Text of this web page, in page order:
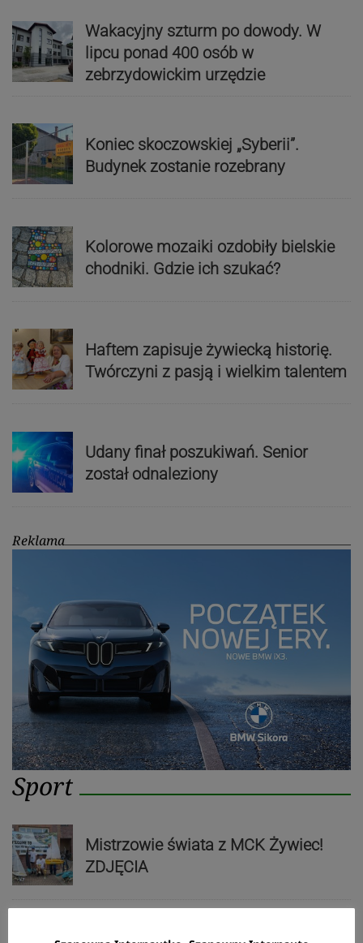
Wakacyjny szturm po dowody. W
lipcu ponad 400 osób w
zebrzydowickim urzędzie
Koniec skoczowskiej „Syberii”.
Budynek zostanie rozebrany
Kolorowe mozaiki ozdobiły bielskie
chodniki. Gdzie ich szukać?
Haftem zapisuje żywiecką historię.
Twórczyni z pasją i wielkim talentem
Udany finał poszukiwań. Senior
został odnaleziony
Reklama
Sport
Mistrzowie świata z MCK Żywiec!
ZDJĘCIA
Bracia Szejowie ruszają po kolejne